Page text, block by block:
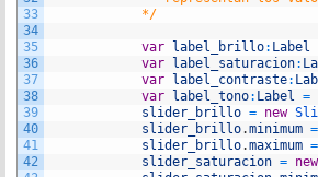
33
34
35
36
37
38
39
40
41
42
			*/
var label_brillo: Label
var
label_saturacion:
var
label_contraste:
var
label_tono: Label =
slider_brillo = new
slider_brillo.minimum =
slider_brillo.maximum =
slider_saturacion = new